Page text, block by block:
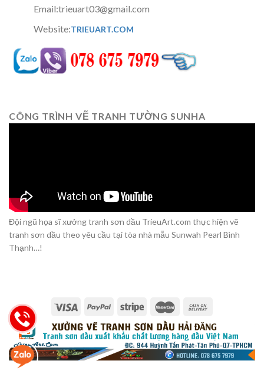
Email:trieuart03@gmail.com
Website:TRIEUART.COM
CÔNG TRÌNH VẼ TRANH TƯỜNG SUNHA
Đội ngũ họa sĩ xưởng tranh sơn dầu TrieuArt.com thực hiện vẽ
tranh sơn dầu theo yêu cầu tại tòa nhà mẫu Sunwah Pearl Bình
Thạnh…!